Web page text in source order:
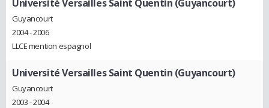
Université Versailles Saint Quentin (Guyancourt)
Guyancourt
2004 - 2006
LLCE mention espagnol
Université Versailles Saint Quentin (Guyancourt)
Guyancourt
2003 - 2004